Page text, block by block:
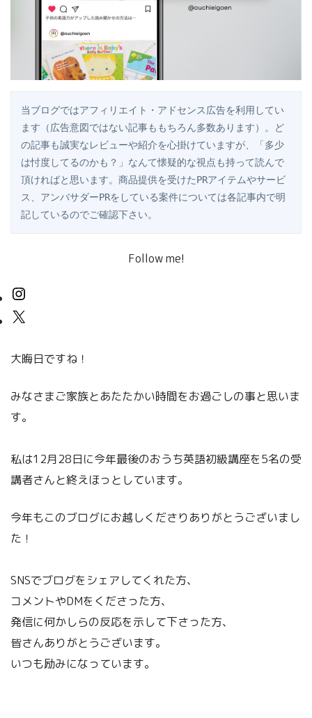
当ブログではアフィリエイト・アドセンス広告を利用してい
ます（広告意図ではない記事ももちろん多数あります）。ど
の記事も誠実なレビューや紹介を心掛けていますが、「多少
は忖度してるのかも？」なんて懐疑的な視点も持って読んで
頂ければと思います。商品提供を受けたPRアイテムやサービ
ス、アンバサダーPRをしている案件については各記事内で明
記しているのでご確認下さい。
Follow me!
大晦日ですね！
みなさまご家族とあたたかい時間をお過ごしの事と思いま
す。
私は12月28日に今年最後のおうち英語初級講座を5名の受
講者さんと終えほっとしています。
今年もこのブログにお越しくださりありがとうございまし
た！
SNSでブログをシェアしてくれた方、
コメントやDMをくださった方、
発信に何かしらの反応を示して下さった方、
皆さんありがとうございます。
いつも励みになっています。